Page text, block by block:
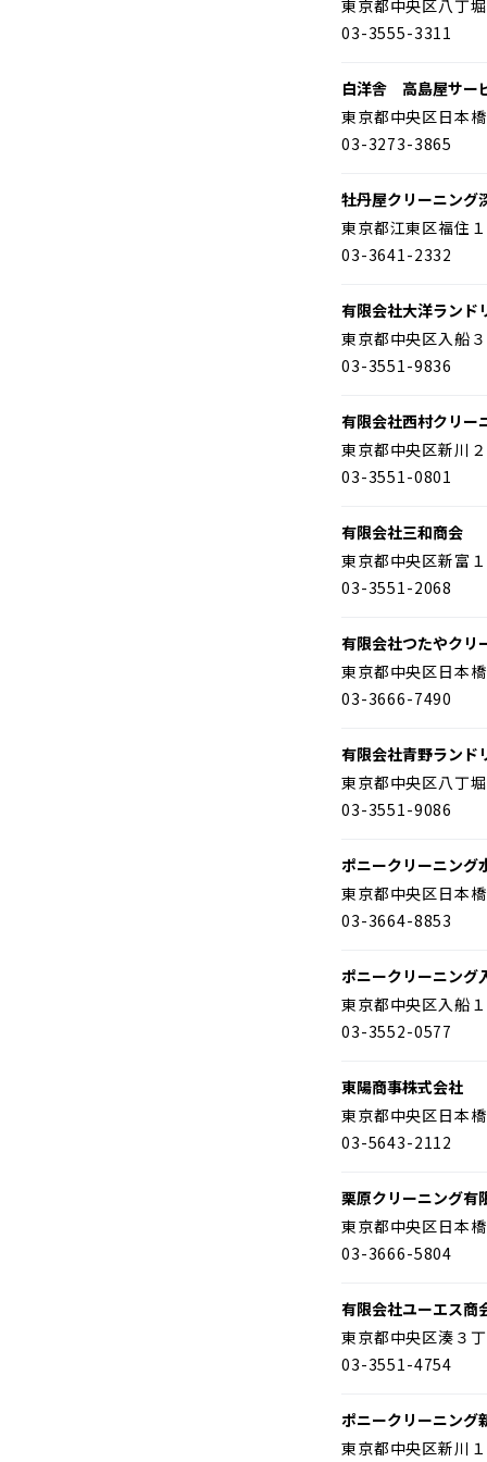
東京都中央区八丁
03-3555-3311
白洋舎 高島屋サー
東京都中央区日本
03-3273-3865
牡丹屋クリーニング
東京都江東区福住
03-3641-2332
有限会社大洋ランド
東京都中央区入船
03-3551-9836
有限会社西村クリー
東京都中央区新川
03-3551-0801
有限会社三和商会
東京都中央区新富
03-3551-2068
有限会社つたやクリ
東京都中央区日本
03-3666-7490
有限会社青野ランド
東京都中央区八丁
03-3551-9086
ポニークリーニング
東京都中央区日本
03-3664-8853
ポニークリーニング
東京都中央区入船
03-3552-0577
東陽商事株式会社
東京都中央区日本
03-5643-2112
栗原クリーニング有
東京都中央区日本
03-3666-5804
有限会社ユーエス商
東京都中央区湊３
03-3551-4754
ポニークリーニング
東京都中央区新川